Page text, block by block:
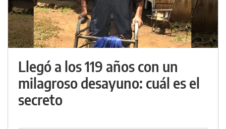
Llegó a los 119 años con un
milagroso desayuno: cuál es el
secreto